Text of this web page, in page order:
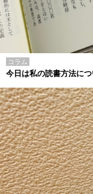
コラム
今日は私の読書方法につ